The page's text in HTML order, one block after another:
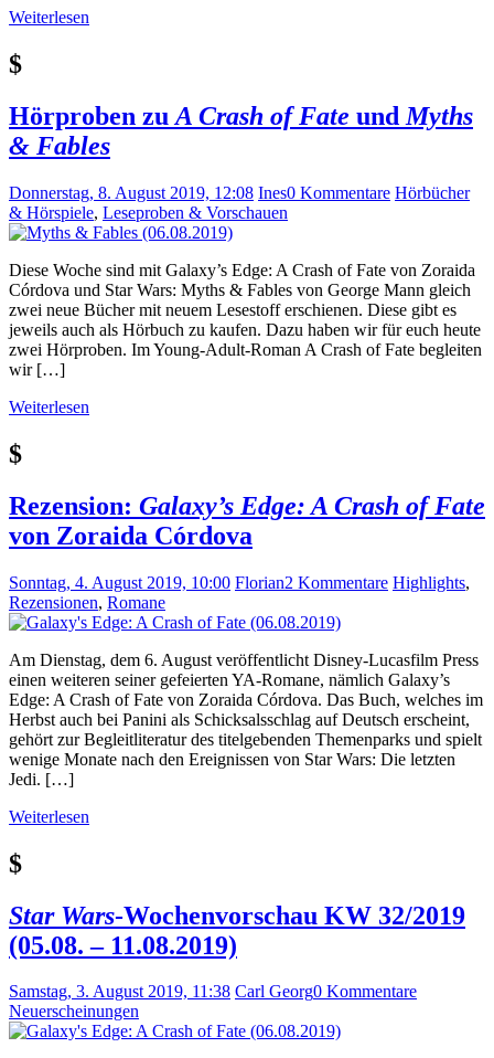
Weiterlesen
$
Hörproben zu A Crash of Fate und Myths
& Fables
Donnerstag, 8. August 2019, 12:08 Ines0 Kommentare Hörbücher
& Hörspiele, Leseproben & Vorschauen
Diese Woche sind mit Galaxy’s Edge: A Crash of Fate von Zoraida
Córdova und Star Wars: Myths & Fables von George Mann gleich
zwei neue Bücher mit neuem Lesestoff erschienen. Diese gibt es
jeweils auch als Hörbuch zu kaufen. Dazu haben wir für euch heute
zwei Hörproben. Im Young-Adult-Roman A Crash of Fate begleiten
wir […]
Weiterlesen
$
Rezension: Galaxy’s Edge: A Crash of Fate
von Zoraida Córdova
Sonntag, 4. August 2019, 10:00 Florian2 Kommentare Highlights,
Rezensionen, Romane
Am Dienstag, dem 6. August veröffentlicht Disney-Lucasfilm Press
einen weiteren seiner gefeierten YA-Romane, nämlich Galaxy’s
Edge: A Crash of Fate von Zoraida Córdova. Das Buch, welches im
Herbst auch bei Panini als Schicksalsschlag auf Deutsch erscheint,
gehört zur Begleitliteratur des titelgebenden Themenparks und spielt
wenige Monate nach den Ereignissen von Star Wars: Die letzten
Jedi. […]
Weiterlesen
$
Star Wars-Wochenvorschau KW 32/2019
(05.08. – 11.08.2019)
Samstag, 3. August 2019, 11:38 Carl Georg0 Kommentare
Neuerscheinungen